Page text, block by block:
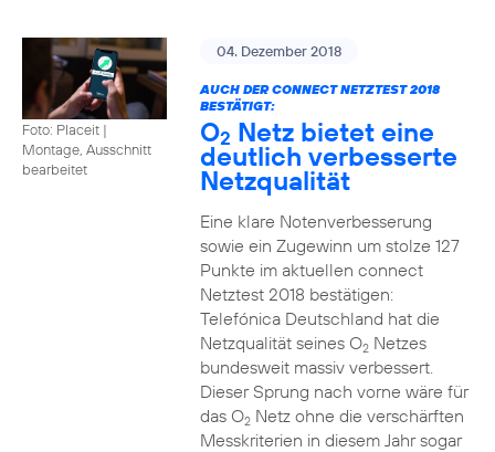
Foto: Placeit |
Montage, Ausschnitt
bearbeitet
04. Dezember 2018
AUCH DER CONNECT NETZTEST 2018
BESTÄTIGT:
O2 Netz bietet eine
deutlich verbesserte
Netzqualität
Eine klare Notenverbesserung
sowie ein Zugewinn um stolze 127
Punkte im aktuellen connect
Netztest 2018 bestätigen:
Telefónica Deutschland hat die
Netzqualität seines O2Netzes
bundesweit massiv verbessert.
Dieser Sprung nach vorne wäre für
das O2Netz ohne die verschärften
Messkriterien in diesem Jahr sogar